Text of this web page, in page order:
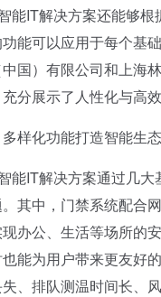
IT解决方案还能够根
能可以应用于每个基
国）有限公司和上海
分展示了人性化与高
化功能打造智能生态
IT解决方案通过几大
其中，门禁系统配合
办公、生活等场所的
能为用户带来更友好
、排队测温时间长、